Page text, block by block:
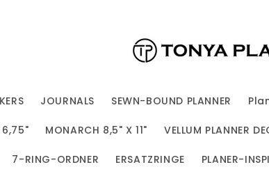
JOURNALS SEWN-BOUND PLANNER
6,75" MONARCH 8,5" X 11" VELLUM PLANNER
7-RING-ORDNER ERSATZRINGE PLANER-